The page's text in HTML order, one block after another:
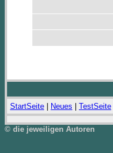
StartSeite Neues TestSeite
© die jeweiligen Autoren